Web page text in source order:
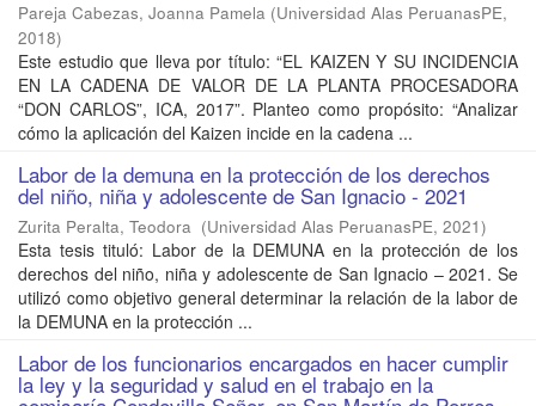
Pareja Cabezas, Joanna Pamela (Universidad Alas PeruanasPE,
2018)
Este estudio que lleva por título: “EL KAIZEN Y SU INCIDENCIA
EN LA CADENA DE VALOR DE LA PLANTA PROCESADORA
“DON CARLOS”, ICA, 2017”. Planteo como propósito: “Analizar
cómo la aplicación del Kaizen incide en la cadena ...
Labor de la demuna en la protección de los derechos
del niño, niña y adolescente de San Ignacio - 2021
Zurita Peralta, Teodora (Universidad Alas PeruanasPE, 2021)
Esta tesis tituló: Labor de la DEMUNA en la protección de los
derechos del niño, niña y adolescente de San Ignacio – 2021. Se
utilizó como objetivo general determinar la relación de la labor de
la DEMUNA en la protección ...
Labor de los funcionarios encargados en hacer cumplir
la ley y la seguridad y salud en el trabajo en la